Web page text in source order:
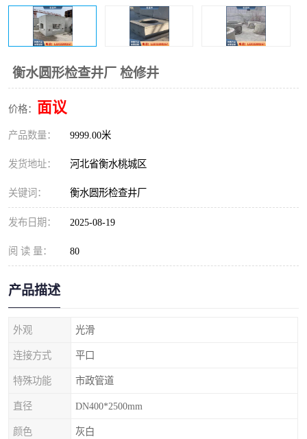
衡水圆形检查井厂 检修井
价格： 面议
产品数量： 9999.00米
发货地址： 河北省衡水桃城区
关键词： 衡水圆形检查井厂
发布日期： 2025-08-19
阅 读 量： 80
产品描述
外观 光滑
连接方式 平口
特殊功能 市政管道
直径 DN400*2500mm
颜色 灰白